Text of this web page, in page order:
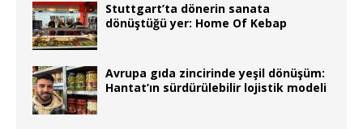
Stuttgart’ta dönerin sanata
dönüştüğü yer: Home Of Kebap
Avrupa gıda zincirinde yeşil dönüşüm:
Hantat’ın sürdürülebilir lojistik modeli